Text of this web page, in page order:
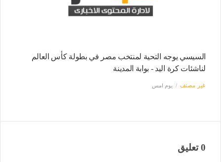
السيسي يوجه التحية لمنتخب مصر في بطولة كأس العالم
لناشئات كرة اليد - بوابة المدينة
غير مصنف يوم امس
0 تعليق